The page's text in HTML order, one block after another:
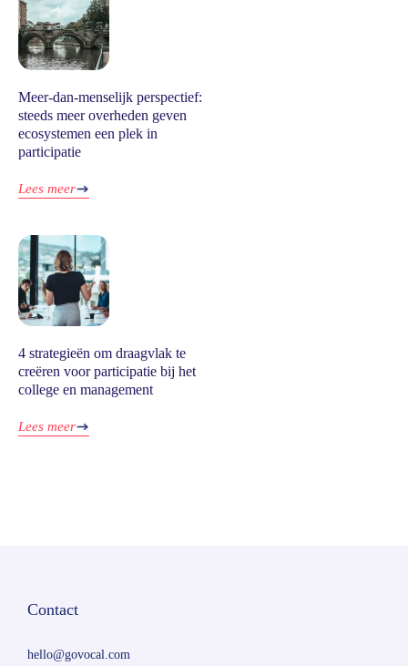
Meer-dan-menselijk perspectief:
steeds meer overheden geven
ecosystemen een plek in
participatie
Lees meer
4 strategieën om draagvlak te
creëren voor participatie bij het
college en management
Lees meer
Contact
hello@govocal.com